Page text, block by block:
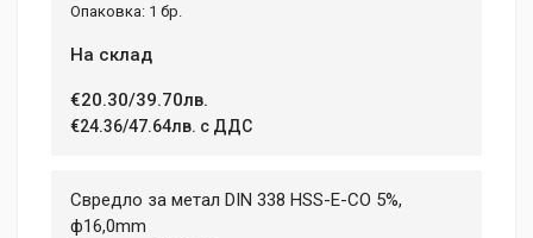
1 бр.
На склад
€20.30/39.70лв.
€24.36/47.64лв. с ДДС
Свредло за метал DIN 338 HSS-E-CO 5%,
ф16,0mm